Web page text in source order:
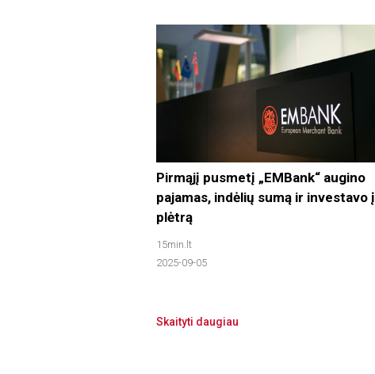
Pirmąjį pusmetį „EMBank“ augino
pajamas, indėlių sumą ir investavo į
plėtrą
15min.lt
2025-09-05
Skaityti daugiau